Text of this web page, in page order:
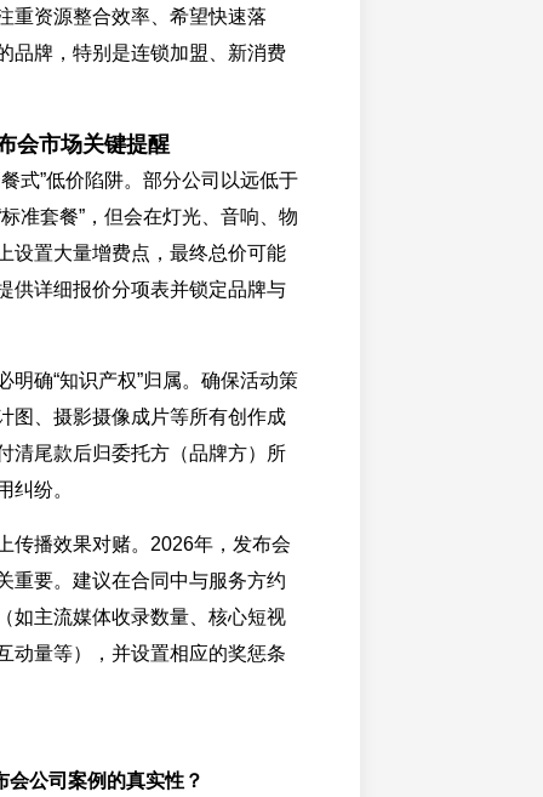
重资源整合效率、希望快速落
品牌，特别是连锁加盟、新消费
会市场关键提醒
式”低价陷阱。部分公司以远低于
准套餐”，但会在灯光、音响、物
设置大量增费点，最终总价可能
供详细报价分项表并锁定品牌与
明确“知识产权”归属。确保活动策
图、摄影摄像成片等所有创作成
清尾款后归委托方（品牌方）所
纠纷。
传播效果对赌。2026年，发布会
重要。建议在合同中与服务方约
如主流媒体收录数量、核心短视
动量等），并设置相应的奖惩条
会公司案例的真实性？